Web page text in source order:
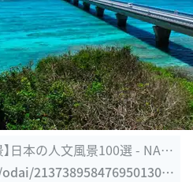
】日本の人文風景100選 - NAV
2137389584769501301/